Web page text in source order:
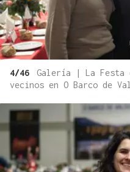
4/46
Galería | La Festa
vecinos en O Barco de